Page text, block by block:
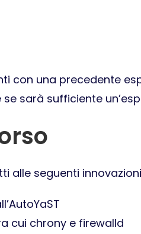
una precedente
sarà sufficiente
seguenti innovazioni
cui chrony e firewalld